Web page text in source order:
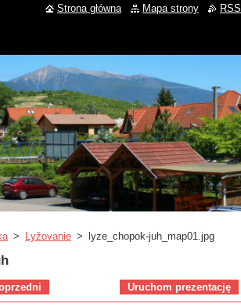
> Lyžovanie > lyze_chopok-juh_map01.jpg
Uruchom prezentację
Strona główna Mapa strony RSS